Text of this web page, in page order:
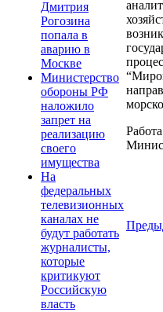
Дмитрия
Рогозина
попала в
аварию в
Москве
Министерство
обороны РФ
наложило
запрет на
реализацию
своего
имущества
На
федеральных
телевизионных
каналах не
будут работать
журналисты,
которые
критикуют
Российскую
власть